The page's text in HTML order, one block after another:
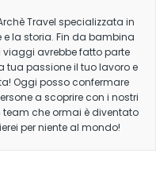
Travel specializzata in
e la storia. Fin da bambina
avrebbe fatto parte
tua passione il tuo lavoro e
Oggi posso confermare
a scoprire con i nostri
team che ormai è diventato
per niente al mondo!